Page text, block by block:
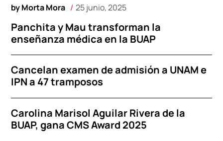
byMorta Mora 25 junio, 2025
Panchita y Mau transforman la
enseñanza médica en la BUAP
Cancelan examen de admisión a UNAM e
IPN a 47 tramposos
Carolina Marisol Aguilar Rivera de la
BUAP, gana CMS Award 2025